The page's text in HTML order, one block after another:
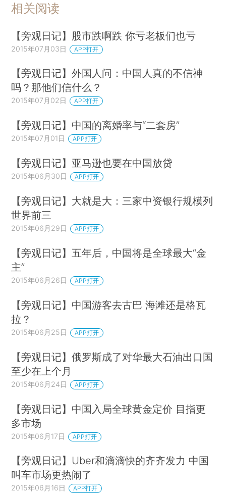
相关阅读
【旁观日记】股市跌啊跌 你亏老板们也亏
2015年07月03日 APP打开
【旁观日记】外国人问：中国人真的不信神
吗？那他们信什么？
2015年07月02日 APP打开
【旁观日记】中国的离婚率与“二套房”
2015年07月01日 APP打开
【旁观日记】亚马逊也要在中国放贷
2015年06月30日 APP打开
【旁观日记】大就是大：三家中资银行规模列
世界前三
2015年06月29日 APP打开
【旁观日记】五年后，中国将是全球最大“金
主”
2015年06月26日 APP打开
【旁观日记】中国游客去古巴 海滩还是格瓦
拉？
2015年06月25日 APP打开
【旁观日记】俄罗斯成了对华最大石油出口国
至少在上个月
2015年06月24日 APP打开
【旁观日记】中国入局全球黄金定价 目指更
多市场
2015年06月17日 APP打开
【旁观日记】Uber和滴滴快的齐齐发力 中国
叫车市场更热闹了
2015年06月16日 APP打开